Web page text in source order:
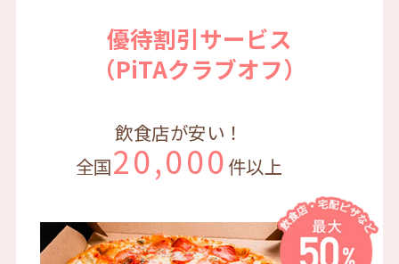
優待割引サービス
（PiTAクラブオフ）
飲食店が安い！
全国20,000 件以上